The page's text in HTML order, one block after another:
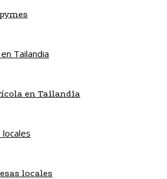
en Tailandia
locales